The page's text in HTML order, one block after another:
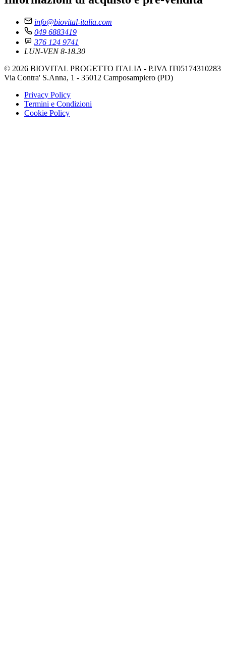
info@biovital-italia.com
049 6883419
376 124 9741
LUN-VEN 8-18.30
© 2026 BIOVITAL PROGETTO ITALIA - P.IVA IT05174310283
Via Contra' S.Anna, 1 - 35012 Camposampiero (PD)
Privacy Policy
Termini e Condizioni
Cookie Policy